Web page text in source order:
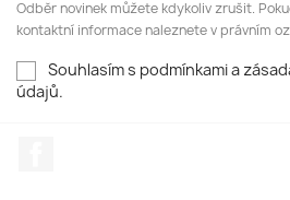
Odběr novinek můžete kdykoliv zrušit.
kontaktní informace naleznete v právním
Souhlasím s podmínkami a
údajů.